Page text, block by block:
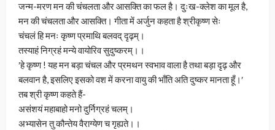
जन्म-मरण मन की चंचलता और आसक्ति का फल है। दुःख-क्लेश का मूल है,
मन की चंचलता और आसक्ति। गीता में अर्जुन कहता है श्रीकृष्ण सेः
चंचलं हि मनः कृष्ण प्रमाथि बलवद् दृढ़म्।
तस्याहं निग्रहं मन्ये वायोरिव सुदुष्करम्।।
ʹहे कृष्ण ! यह मन बड़ा चंचल और प्रमथन स्वभाव वाला है तथा बड़ा दृढ़ और
बलवान है, इसलिए इसको वश में करना वायु की भाँति अति दुष्कर मानता हूँ।ʹ
तब श्री कृष्ण कहते हैं-
असंशयं महाबाहो मनो दुर्निग्रहं चलम्।
अभ्यासेन तु कौन्तेय वैराग्येण च गृह्यते।।